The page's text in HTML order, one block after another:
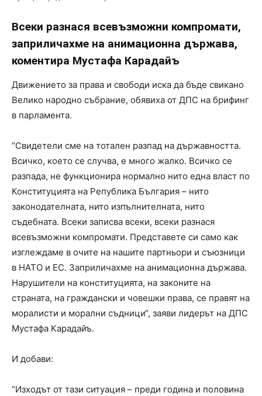
Всеки разнася всевъзможни компромати,
заприличахме на анимационна държава,
коментира Мустафа Карадайъ
Движението за права и свободи иска да бъде свикано
Велико народно събрание, обявиха от ДПС на брифинг
в парламента.
“Свидетели сме на тотален разпад на държавността.
Всичко, което се случва, е много жалко. Всичко се
разпада, не функционира нормално нито една власт по
Конституцията на Република България – нито
законодателната, нито изпълнителната, нито
съдебната. Всеки записва всеки, всеки разнася
всевъзможни компромати. Представете си само как
изглеждаме в очите на нашите партньори и съюзници
в НАТО и ЕС. Заприличахме на анимационна държава.
Нарушители на конституцията, на законите на
страната, на граждански и човешки права, се правят на
моралисти и морални съдници“, заяви лидерът на ДПС
Мустафа Карадайъ.
И добави:
“Изходът от тази ситуация – преди година и половина